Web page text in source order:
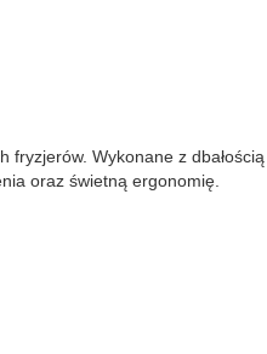
Wykonane z
oraz świetną ergonomię.